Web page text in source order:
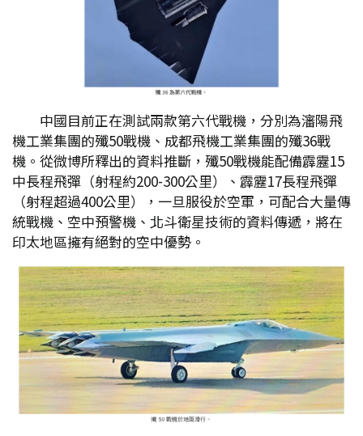
中國目前正在測試兩款第六代戰機，分別為瀋陽飛
機工業集團的殲50戰機、成都飛機工業集團的殲36戰
機。從微博所釋出的資料推斷，殲50戰機能配備霹靂15
中長程飛彈（射程約200-300公里）、霹靂17長程飛彈
（射程超過400公里），一旦服役於空軍，可配合大量傳
統戰機、空中預警機、北斗衛星技術的資料傳遞，將在
印太地區擁有絕對的空中優勢。